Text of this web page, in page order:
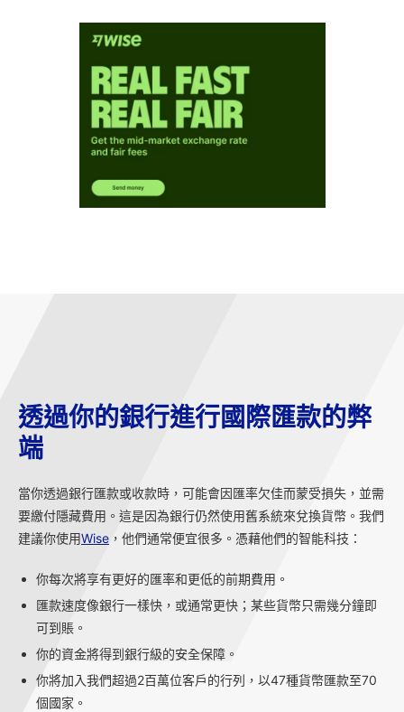
透過你的銀行進行國際匯款的弊
端
當你透過銀行匯款或收款時，可能會因匯率欠佳而蒙受損失，並需
要繳付隱藏費用。這是因為銀行仍然使用舊系統來兌換貨幣。我們
建議你使用Wise ，他們通常便宜很多。憑藉他們的智能科技：
你每次將享有更好的匯率和更低的前期費用。
匯款速度像銀行一樣快，或通常更快；某些貨幣只需幾分鐘即
可到賬。
你的資金將得到銀行級的安全保障。
你將加入我們超過2百萬位客戶的行列，以47種貨幣匯款至70
個國家。